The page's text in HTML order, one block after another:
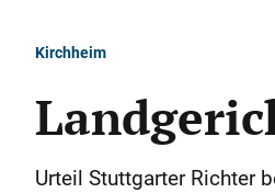
Kirchheim
Urteil Stuttgarter Richter